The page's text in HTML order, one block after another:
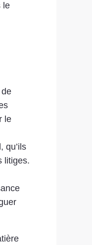
le
le
qu’ils
litiges.